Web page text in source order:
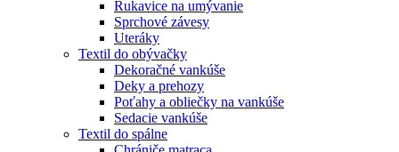
Rukavice na umývanie
Sprchové závesy
Uteráky
Textil do obývačky
Dekoračné vankúše
Deky a prehozy
Poťahy a obliečky na vankúše
Sedacie vankúše
Textil do spálne